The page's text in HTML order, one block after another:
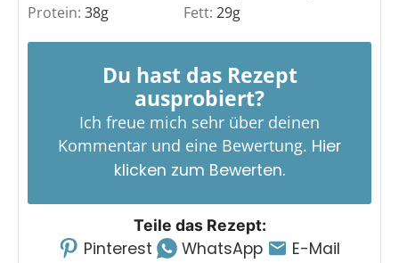
Protein: 38g Fett: 29g
Du hast das Rezept
ausprobiert?
Ich freue mich sehr über deinen
Kommentar und eine Bewertung. Hier
klicken zum Bewerten.
Teile das Rezept:
Pinterest WhatsApp E-Mail